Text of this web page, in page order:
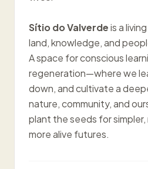
Sítio do Valverdeis a
land, knowledge, and
A space for conscious
regeneration—where we
down, and cultivate a
nature, community, and
plant the seeds for simpler,
more alive futures.